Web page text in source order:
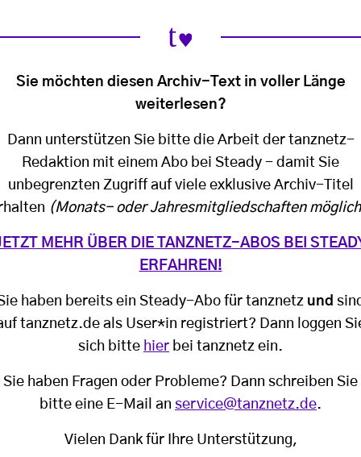
Sie möchten diesen Archiv-Text in voller Länge
weiterlesen?
Dann unterstützen Sie bitte die Arbeit der tanznetz-
Redaktion mit einem Abo bei Steady - damit Sie
unbegrenzten Zugriff auf viele exklusive Archiv-Titel
(Monats- oder Jahresmitgliedschaften
MEHR ÜBER DIE TANZNETZ-ABOS BEI
ERFAHREN!
haben bereits ein Steady-Abo für tanznetz und
tanznetz.de als User*in registriert? Dann loggen
sich bitte hier bei tanznetz ein.
Sie haben Fragen oder Probleme? Dann schreiben Sie
bitte eine E-Mail an service@tanznetz.de.
Vielen Dank für Ihre Unterstützung,